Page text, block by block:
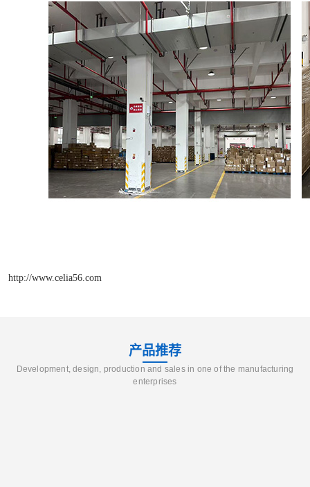
http://www.celia56.com
产品推荐
Development, design, production and sales in one of the manufacturing
enterprises